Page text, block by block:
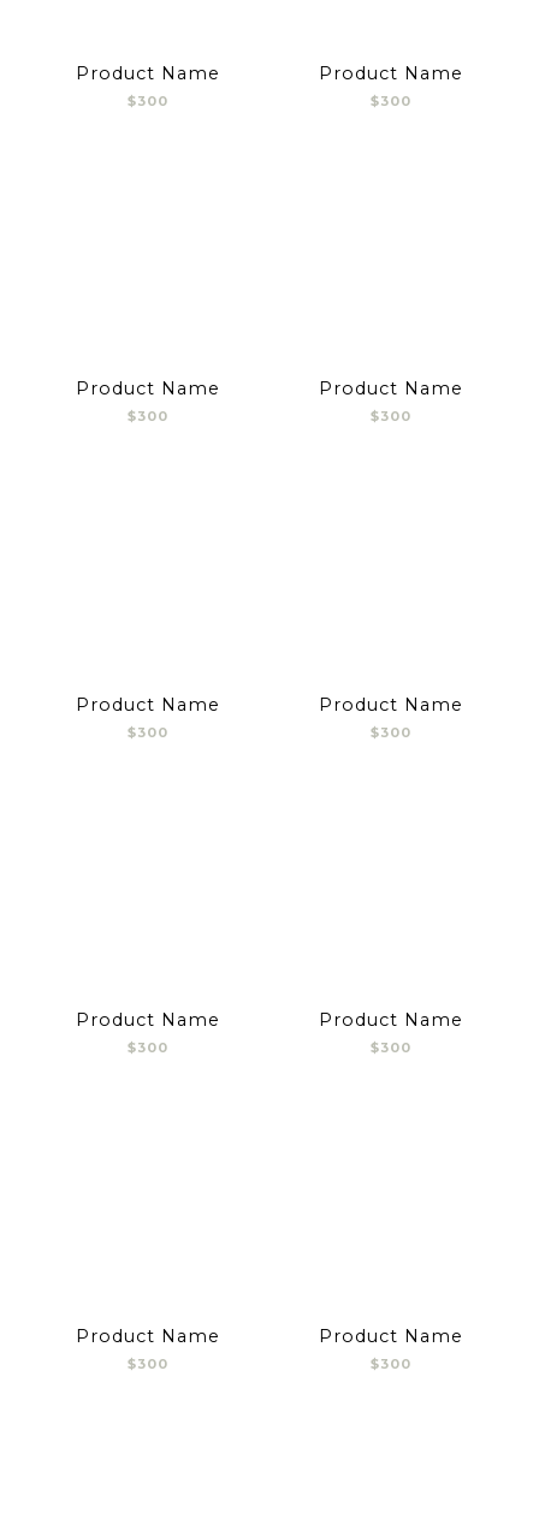
Product Name
$300
Product Name
$300
Product Name
$300
Product Name
$300
Product Name
$300
Product Name
$300
Product Name
$300
Product Name
$300
Product Name
$300
Product Name
$300